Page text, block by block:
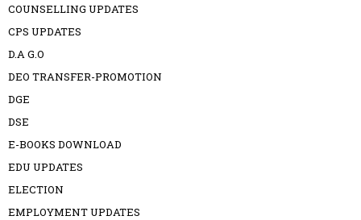
COUNSELLING UPDATES
CPS UPDATES
D.A G.O
DEO TRANSFER-PROMOTION
DGE
DSE
E-BOOKS DOWNLOAD
EDU UPDATES
ELECTION
EMPLOYMENT UPDATES